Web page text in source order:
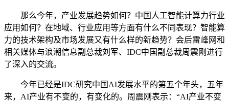
那么今年，产业发展趋势如何？中国人工智能计算力行业
应用如何？在地域、行业应用等方面有什么不同表现？智能算
力的技术架构及市场发展又有什么样的新趋势？会后雷峰网和
相关媒体与浪潮信息副总裁刘军、IDC中国副总裁周震刚进行
了深入的交流。
今年已经是IDC研究中国AI发展水平的第五个年头，五年
来，AI产业有不变的，有变化的。周震刚表示：“AI产业不变